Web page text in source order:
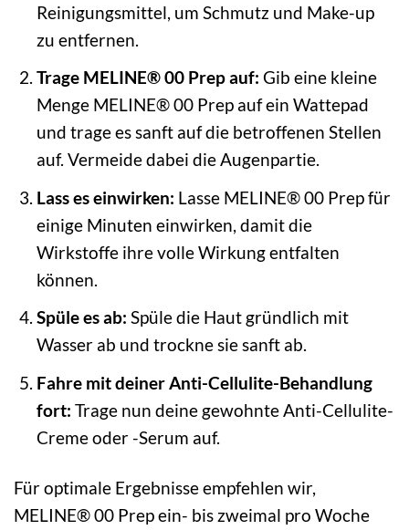
Reinigungsmittel, um Schmutz und Make-up
zu entfernen.
Trage MELINE® 00 Prep auf: Gib eine kleine
Menge MELINE® 00 Prep auf ein Wattepad
und trage es sanft auf die betroffenen Stellen
auf. Vermeide dabei die Augenpartie.
Lass es einwirken: Lasse MELINE® 00 Prep für
einige Minuten einwirken, damit die
Wirkstoffe ihre volle Wirkung entfalten
können.
Spüle es ab: Spüle die Haut gründlich mit
Wasser ab und trockne sie sanft ab.
Fahre mit deiner Anti-Cellulite-Behandlung
fort: Trage nun deine gewohnte Anti-Cellulite-
Creme oder -Serum auf.
Für optimale Ergebnisse empfehlen wir,
MELINE® 00 Prep ein- bis zweimal pro Woche